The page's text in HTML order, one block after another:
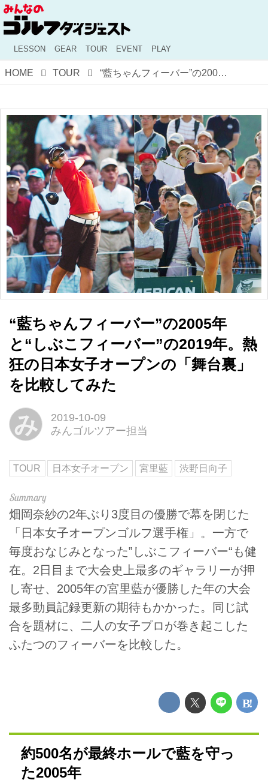
LESSON GEAR TOUR EVENT PLAY
HOME TOUR “藍ちゃんフィーバー”の2005年と“しぶこフィーバー”の2019年。熱狂の日本女子オープンの「舞台裏」を比較してみた
“藍ちゃんフィーバー”の2005年
と“しぶこフィーバー”の2019年。熱
狂の日本女子オープンの「舞台裏」
を比較してみた
み
2019-10-09
みんゴルツアー担当
TOUR 日本女子オープン 宮里藍 渋野日向子
畑岡奈紗の2年ぶり3度目の優勝で幕を閉じた
「日本女子オープンゴルフ選手権」。一方で
毎度おなじみとなった‟しぶこフィーバー“も健
在。2日目まで大会史上最多のギャラリーが押
し寄せ、2005年の宮里藍が優勝した年の大会
最多動員記録更新の期待もかかった。同じ試
合を題材に、二人の女子プロが巻き起こした
ふたつのフィーバーを比較した。
約500名が最終ホールで藍を守っ
た2005年